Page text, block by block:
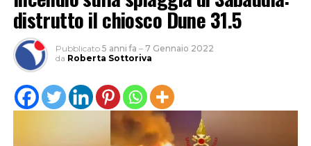
distrutto il chiosco Dune 31.5
Pubblicato 5 anni fa – 7 Gennaio 2022
da Roberta Sottoriva